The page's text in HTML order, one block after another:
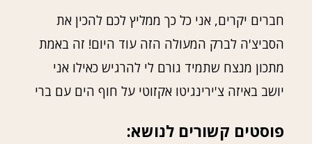
חברים יקרים, אני כל כך ממליץ לכם להכין את
הסביצ'ה לברק המעולה הזה עוד היום! זה באמת
מתכון מנצח שתמיד גורם לי להרגיש כאילו אני
יושב באיזה צ'ירינגיטו אקזוטי על חוף הים עם ברי
פוסטים קשורים לנושא: